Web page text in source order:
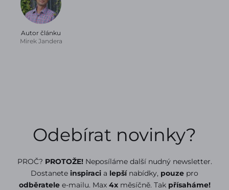
Autor článku
Mirek Jandera
Odebírat novinky?
PROČ? PROTOŽE! Neposíláme další nudný newsletter.
Dostanete inspiraci a lepšínabídky, pouze pro
odběratelee-mailu. Max 4xměsíčně. Tak přísaháme!